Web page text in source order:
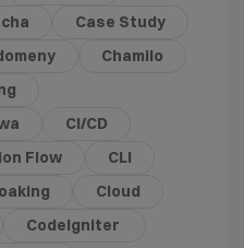
Case Study
Chamilo
CI/CD
Flow
CLI
Cloud
CodeIgniter